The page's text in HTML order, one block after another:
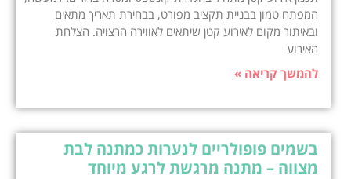
המפתח טמון בבניית תקציב מפורט, בבחירת תאריך מתאים
ובאיתור מקום לאירוע קטן שיתאים לאווירה הרצויה. הצלחת
האירוע
להמשך קריאה »
בשמים פופולריים לנערות כמתנה לבת
מצווה – מתנה מרגשת לרגע מיוחד